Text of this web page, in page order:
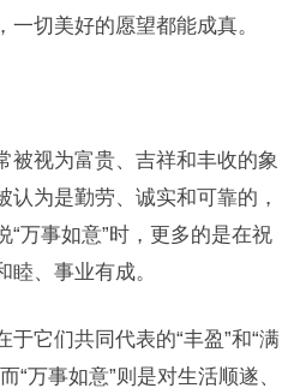
切美好的愿望都能成真。
被视为富贵、吉祥和丰收的象
认为是勤劳、诚实和可靠的，
“万事如意”时，更多的是在祝
睦、事业有成。
它们共同代表的“丰盈”和“满
“万事如意”则是对生活顺遂、